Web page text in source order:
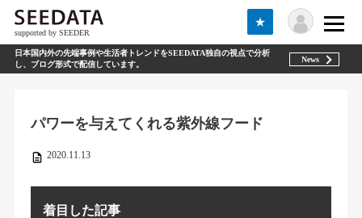
supported by SEEDER
★
日本国内外の先端事例や生活者トレンドをSEEDATA独自の視点で分析
し、ブログ形式で配信しています。
News
パワーを与えてくれる紫外線フード
2020.11.13
着目した記事